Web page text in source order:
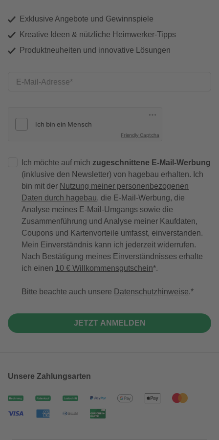
Exklusive Angebote und Gewinnspiele
Kreative Ideen & nützliche Heimwerker-Tipps
Produktneuheiten und innovative Lösungen
E-Mail-Adresse
Friendly Captcha
Ich möchte auf mich zugeschnittene E-Mail-Werbung
(inklusive den Newsletter) von hagebau erhalten. Ich
bin mit der Nutzung meiner personenbezogenen
Daten durch hagebau, die E-Mail-Werbung, die
Analyse meines E-Mail-Umgangs sowie die
Zusammenführung und Analyse meiner Kaufdaten,
Coupons und Kartenvorteile umfasst, einverstanden.
Mein Einverständnis kann ich jederzeit widerrufen.
Nach Bestätigung meines Einverständnisses erhalte
ich einen 10 € Willkommensgutschein*.
Bitte beachte auch unsere Datenschutzhinweise.
JETZT ANMELDEN
Unsere Zahlungsarten